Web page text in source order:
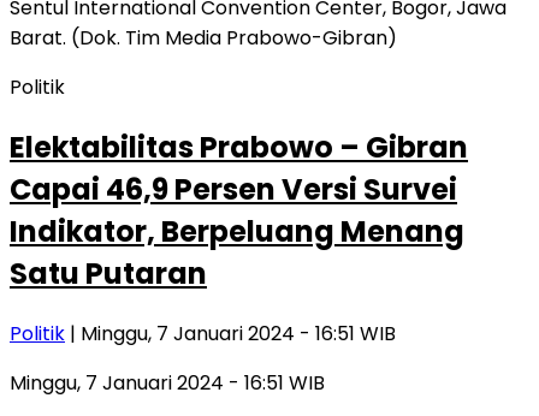
Politik
Elektabilitas Prabowo – Gibran
Capai 46,9 Persen Versi Survei
Indikator, Berpeluang Menang
Satu Putaran
Politik | Minggu, 7 Januari 2024 - 16:51 WIB
Minggu, 7 Januari 2024 - 16:51 WIB